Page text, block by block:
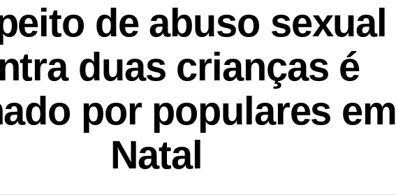
de abuso sexual
duas crianças é
por populares em
Natal